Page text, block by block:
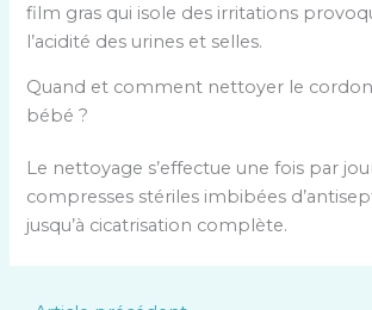
film gras qui isole des irritations
l’acidité des urines et selles.
Quand et comment nettoyer le
bébé ?
Le nettoyage s’effectue une fois par
compresses stériles imbibées
jusqu’à cicatrisation complète.